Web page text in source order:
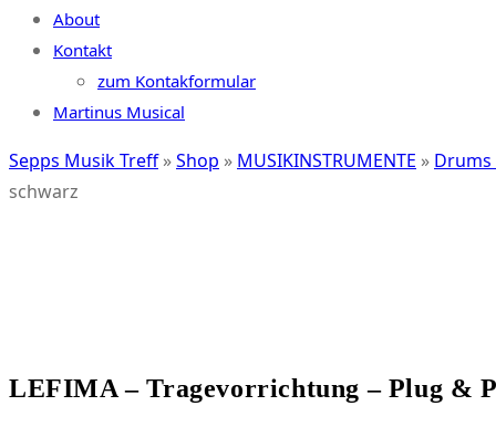
About
Kontakt
zum Kontakformular
Martinus Musical
Sepps Musik Treff»Shop » MUSIKINSTRUMENTE » Drums
schwarz
LEFIMA – Tragevorrichtung – Plug &